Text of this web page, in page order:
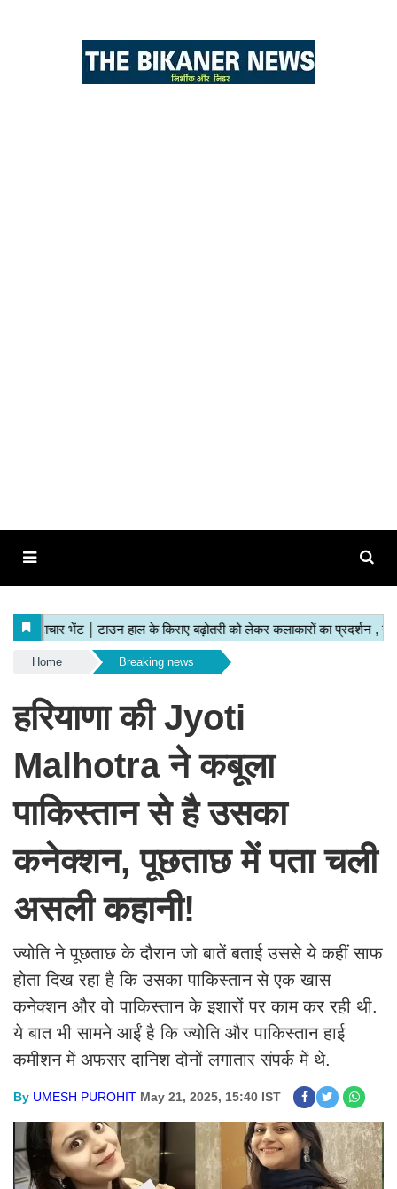
Home Breaking news
हरियाणा की Jyoti
Malhotra ने कबूला
पाकिस्तान से है उसका
कनेक्शन, पूछताछ में पता चली
असली कहानी!
ज्योति ने पूछताछ के दौरान जो बातें बताई उससे ये कहीं साफ
होता दिख रहा है कि उसका पाकिस्तान से एक खास
कनेक्शन और वो पाकिस्तान के इशारों पर काम कर रही थी.
ये बात भी सामने आईं है कि ज्योति और पाकिस्तान हाई
कमीशन में अफसर दानिश दोनों लगातार संपर्क में थे.
By UMESH PUROHIT May 21, 2025, 15:40 IST